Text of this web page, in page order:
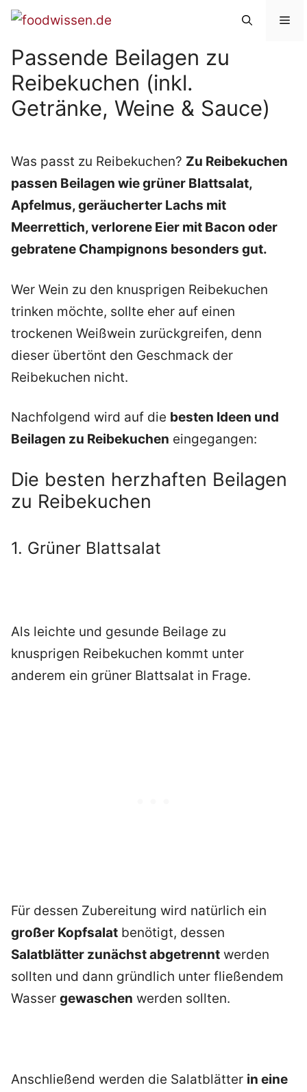
Zum
springen
Passende Beilagen zu
Reibekuchen (inkl.
Getränke, Weine & Sauce)
Was passt zu Reibekuchen? Zu Reibekuchen
passen Beilagen wie grüner Blattsalat,
Apfelmus, geräucherter Lachs mit
Meerrettich, verlorene Eier mit Bacon oder
gebratene Champignons besonders gut.
Wer Wein zu den knusprigen Reibekuchen
trinken möchte, sollte eher auf einen
trockenen Weißwein zurückgreifen, denn
dieser übertönt den Geschmack der
Reibekuchen nicht.
Nachfolgend wird auf die besten Ideen und
Beilagen zu Reibekuchen eingegangen:
Die besten herzhaften Beilagen
zu Reibekuchen
1. Grüner Blattsalat
Als leichte und gesunde Beilage zu
knusprigen Reibekuchen kommt unter
anderem ein grüner Blattsalat in Frage.
Für dessen Zubereitung wird natürlich ein
großer Kopfsalat benötigt, dessen
Salatblätter zunächst abgetrennt werden
sollten und dann gründlich unter fließendem
Wasser gewaschen werden sollten.
Anschließend werden die Salatblätter in eine